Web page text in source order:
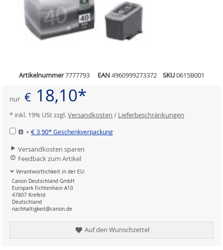
Artikelnummer7777793 EAN 4960999273372 SKU0615B001
nur € 18,10*
* inkl. 19% USt zzgl.Versandkosten / Lieferbeschränkungen
+€ 3,90*Geschenkverpackung
Versandkosten sparen
Feedback zum Artikel
Verantwortlichkeit in der EU:
Canon Deutschland GmbH
Europark Fichtenhain A10
47807 Krefeld
Deutschland
nachhaltigkeit@canon.de
Auf den Wunschzettel